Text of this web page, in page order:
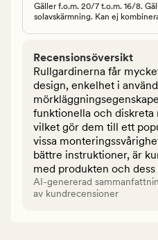
Gäller f.o.m. 20/7 t.o.m. 16/8.
solavskärmning. Kan ej
Recensionsöversikt
Rullgardinerna får
design, enkelhet i
funktionella och diskreta
vilket gör dem till ett
vissa
bättre instruktioner, är
med produkten och
AI-genererad
av kundrecensioner